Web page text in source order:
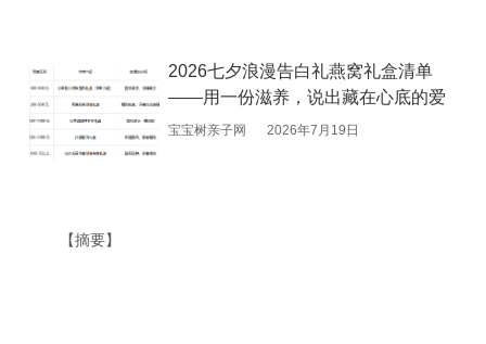
2026七夕浪漫告白礼燕窝礼盒清单
——用一份滋养，说出藏在心底的爱
宝宝树亲子网 2026年7月19日
【摘要】